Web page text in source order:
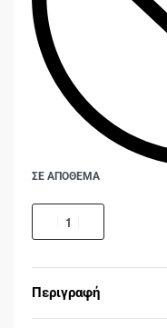
ΣΕ ΑΠΟΘΕΜΑ
Περιγραφή